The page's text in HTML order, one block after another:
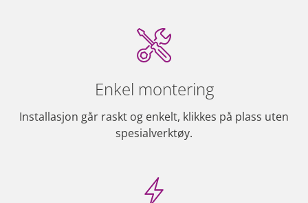
Enkel montering
Installasjon går raskt og enkelt, klikkes på plass uten
spesialverktøy.